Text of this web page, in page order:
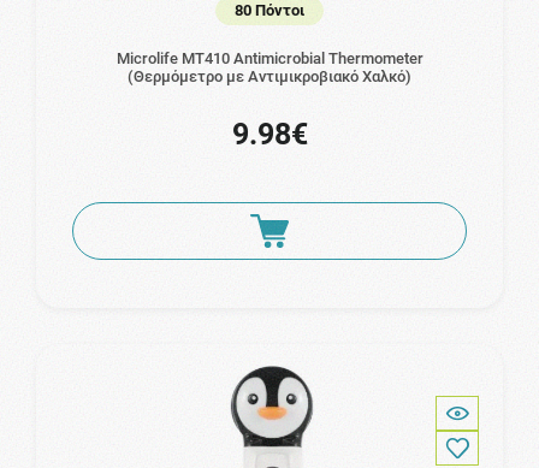
80 Πόντοι
Microlife MT410 Antimicrobial Thermometer
(Θερμόμετρο με Αντιμικροβιακό Χαλκό)
9.98€